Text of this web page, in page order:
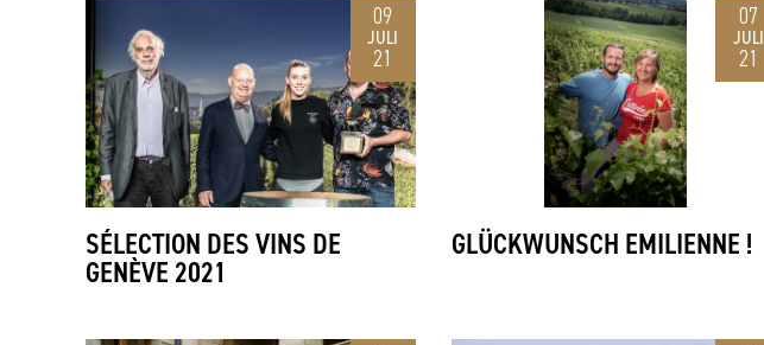
09
JULI
21
SÉLECTION DES VINS DE
GENÈVE 2021
07
JULI
21
GLÜCKWUNSCH EMILIENNE !